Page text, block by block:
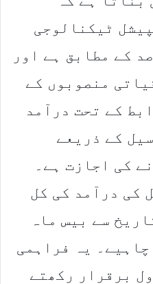
ٹیکنالوجی
کے مطابق ہے اور
منصوبوں کے
کے تحت درآمد
کے ذریعے
کی اجازت ہے۔
کی درآمد کی کل
سے بیس ماہ
یہ فراہمی
برقرار رکھتے